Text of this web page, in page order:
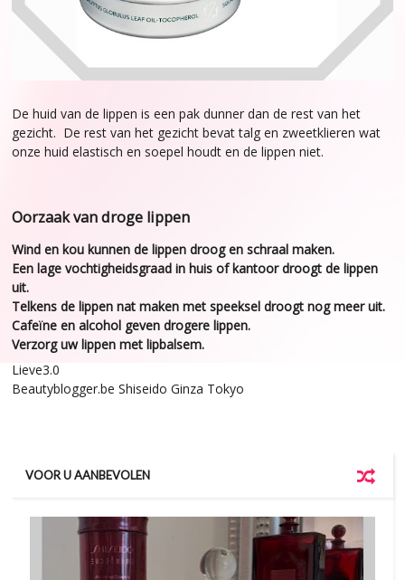
De huid van de lippen is een pak dunner dan de rest van het
gezicht. De rest van het gezicht bevat talg en zweetklieren wat
onze huid elastisch en soepel houdt en de lippen niet.
Oorzaak van droge lippen
Wind en kou kunnen de lippen droog en schraal maken.
Een lage vochtigheidsgraad in huis of kantoor droogt de lippen
uit.
Telkens de lippen nat maken met speeksel droogt nog meer uit.
Cafeïne en alcohol geven drogere lippen.
Verzorg uw lippen met lipbalsem.
Lieve3.0
Beautyblogger.be Shiseido Ginza Tokyo
VOOR U AANBEVOLEN